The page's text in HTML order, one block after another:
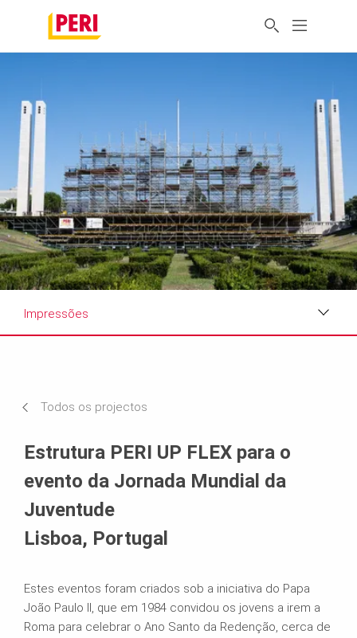
Impressões
Todos os projectos
Estrutura PERI UP FLEX para o
evento da Jornada Mundial da
Juventude
Lisboa, Portugal
Estes eventos foram criados sob a iniciativa do Papa
João Paulo II, que em 1984 convidou os jovens a irem a
Roma para celebrar o Ano Santo da Redenção, cerca de